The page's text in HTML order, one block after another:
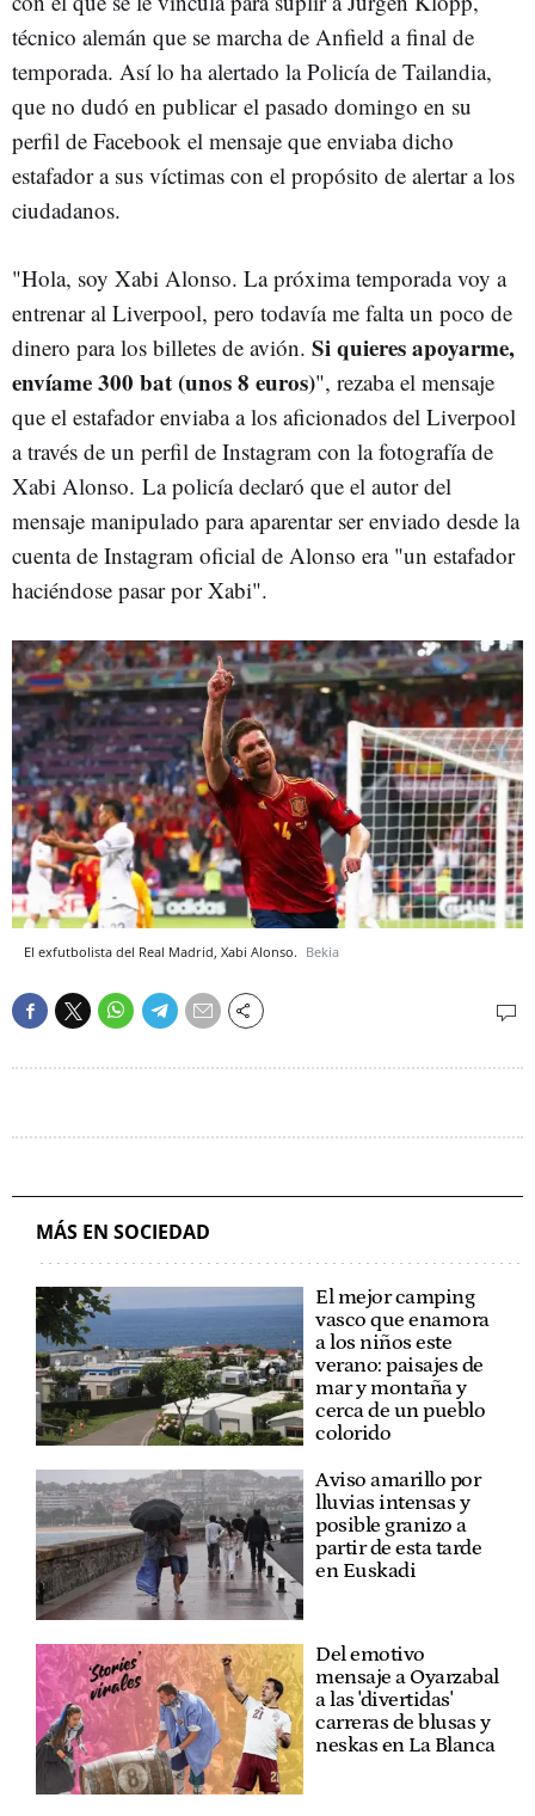
técnico alemán que se marcha de Anfield a final de
temporada. Así lo ha alertado la Policía de Tailandia,
que no dudó en publicarel pasado domingo en su
perfil de Facebook el mensaje que enviaba dicho
estafador a sus víctimas con el propósito de alertar a los
ciudadanos.
"Hola, soy Xabi Alonso. La próxima temporada voy a
entrenar al Liverpool, pero todavía me falta un poco de
dinero para los billetes de avión. Si quieres apoyarme,
envíame 300 bat (unos 8 euros)", rezaba el mensaje
que el estafador enviaba a los aficionados del Liverpool
a través de un perfil de Instagram con la fotografía de
Xabi Alonso. La policía declaró que el autor del
mensaje manipulado para aparentar ser enviado desde la
cuenta de Instagram oficial de Alonso era "un estafador
haciéndose pasar por Xabi".
El exfutbolista del Real Madrid, Xabi Alonso. Bekia
MÁS EN SOCIEDAD
El mejor camping
vasco que enamora
a los niños este
verano: paisajes de
mar y montaña y
cerca de un pueblo
colorido
Aviso amarillo por
lluvias intensas y
posible granizo a
partir de esta tarde
en Euskadi
Del emotivo
mensaje a Oyarzabal
a las 'divertidas'
carreras de blusas y
neskas en La Blanca